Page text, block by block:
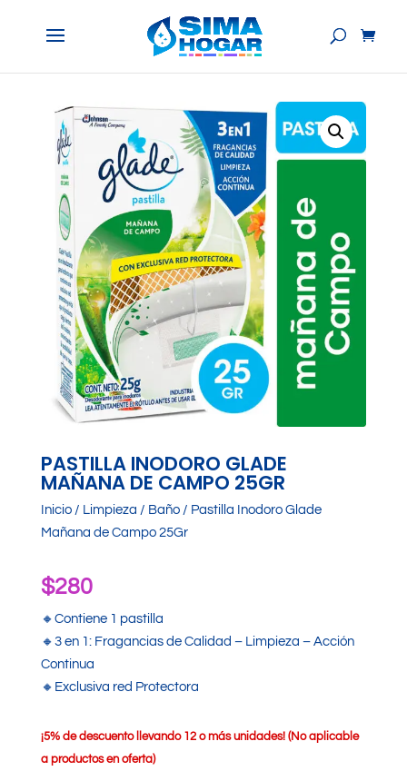
PASTILLA INODORO GLADE
MAÑANA DE CAMPO 25GR
Inicio/ Limpieza / Baño/ Pastilla Inodoro Glade
Mañana de Campo 25Gr
$280
🔸Contiene 1 pastilla
🔸3 en 1: Fragancias de Calidad – Limpieza – Acción
Continua
🔸Exclusiva red Protectora
¡5% de descuento llevando 12 o más unidades! (No aplicable
a productos en oferta)